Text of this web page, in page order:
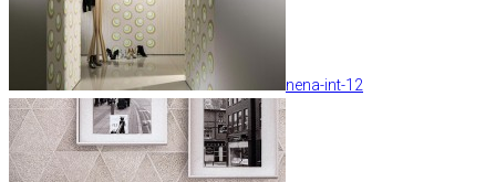
nena-int-12